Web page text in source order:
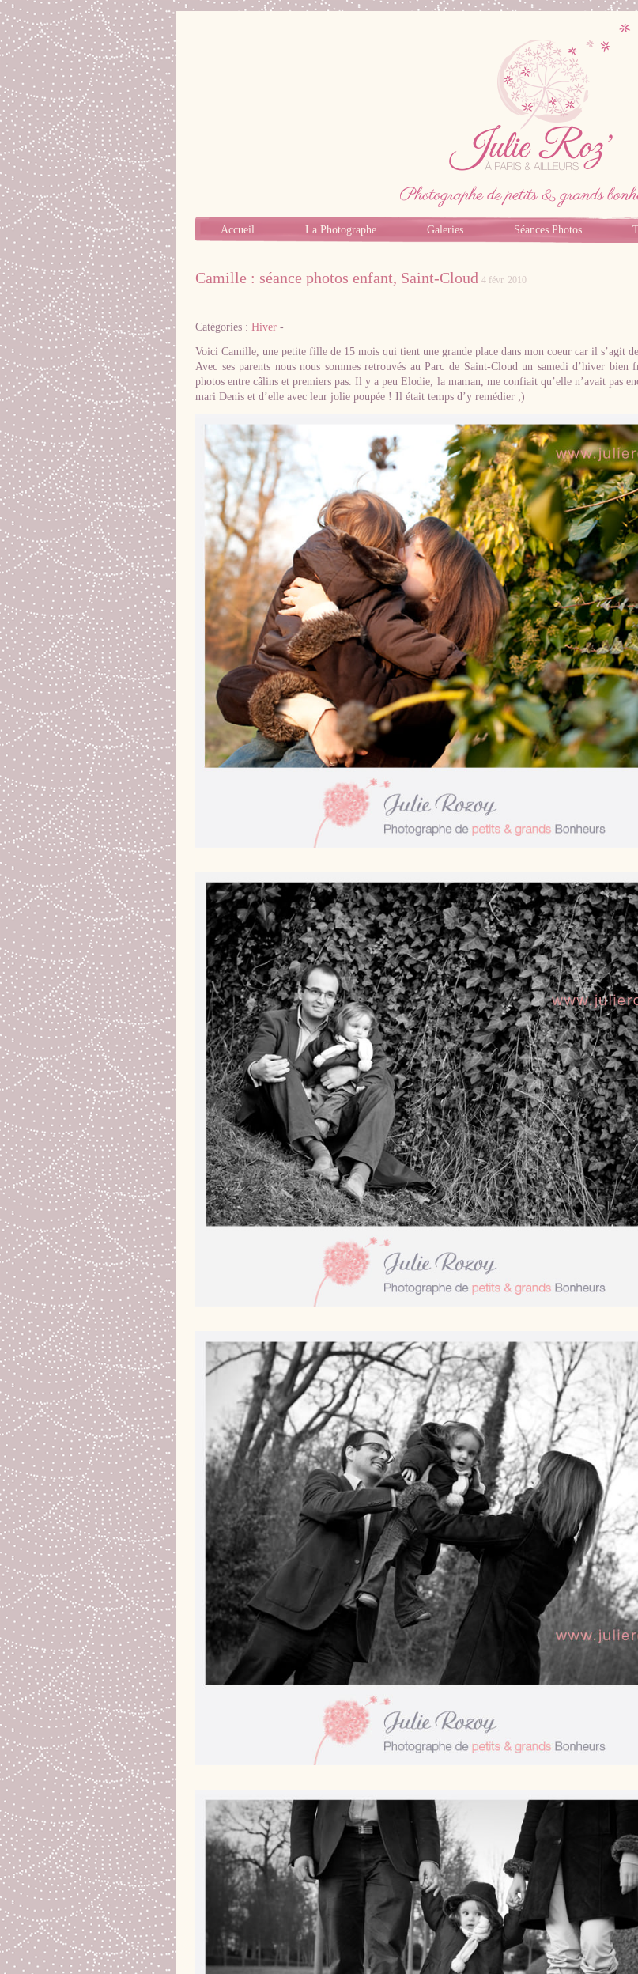
famille, grossesse, femme enceinte sur
Accueil La Photographe Galeries Séances Photos
Camille : séance photos enfant, Saint-Cloud 4 févr. 2010
Catégories : Hiver -
Voici Camille, une petite fille de 15 mois qui tient une grande place dans mon coeur car il s’agit
Avec ses parents nous nous sommes retrouvés au Parc de Saint-Cloud un samedi d’hiver bien
photos entre câlins et premiers pas. Il y a peu Elodie, la maman, me confiait qu’elle n’avait pas
mari Denis et d’elle avec leur jolie poupée ! Il était temps d’y remédier ;)